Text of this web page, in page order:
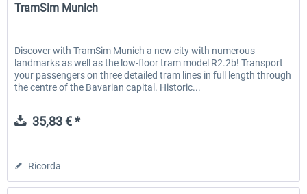
TramSim Munich
Discover with TramSim Munich a new city with numerous
landmarks as well as the low-floor tram model R2.2b! Transport
your passengers on three detailed tram lines in full length through
the centre of the Bavarian capital. Historic...
35,83 € *
Ricorda